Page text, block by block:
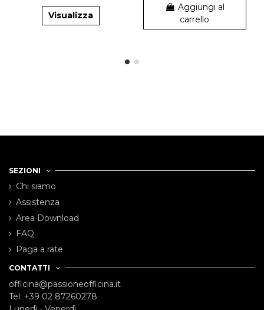
Visualizza
Aggiungi al
carrello
SEZIONI
Chi siamo
Assistenza
Area Download
FAQ
Paga a rate
CONTATTI
officina@passioneofficina.it
Tel: +39 02 87260278